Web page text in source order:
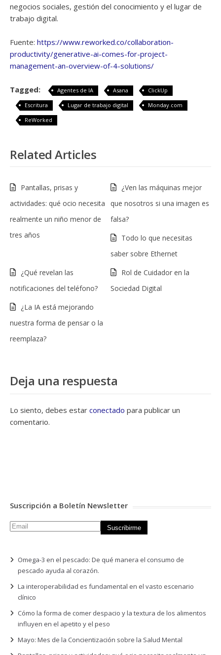
negocios sociales, gestión del conocimiento y el lugar de
trabajo digital.
Fuente: https://www.reworked.co/collaboration-
productivity/generative-ai-comes-for-project-
management-an-overview-of-4-solutions/
Tagged: Agentes de IA Asana
ClickUp
Escritura
Lugar de trabajo digital
Monday.com
ReWorked
Related Articles
Pantallas, prisas y
actividades: qué ocio necesita
realmente un niño menor de
tres años
¿Ven las máquinas mejor
que nosotros si una imagen es
falsa?
Todo lo que necesitas
saber sobre Ethernet
¿Qué revelan las
notificaciones del teléfono?
Rol de Cuidador en la
Sociedad Digital
¿La IA está mejorando
nuestra forma de pensar o la
reemplaza?
Deja una respuesta
Lo siento, debes estar conectado para publicar un
comentario.
Suscripción a Boletín Newsletter
Omega-3 en el pescado: De qué manera el consumo de
pescado ayuda al corazón.
La interoperabilidad es fundamental en el vasto escenario
clínico
Cómo la forma de comer despacio y la textura de los alimentos
influyen en el apetito y el peso
Mayo: Mes de la Concientización sobre la Salud Mental